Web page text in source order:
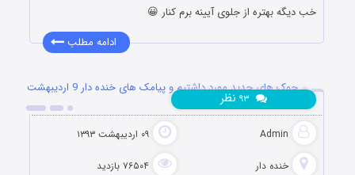
خب دیگه بهتره از جلوی آیینه برم کنار 😀
ادامه مطلب
جوک های جدید مورد داشتیم و پیامک های خنده دار 9 اردیبهشت
1393
Admin ۰۹ اردیبهشت ۱۳۹۳
خنده دار ۷۶۵۰۴ بازدید
۹۳ نظر